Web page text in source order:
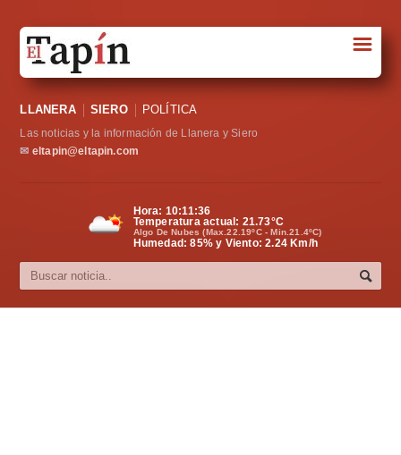
Sociedad
Política
Cultura
☰
LLANERA SIERO POLÍTICA
Las noticias y la información de Llanera y Siero
✉ eltapin@eltapin.com
Hora: 10:11:37
Temperatura actual: 21.73°C
Algo De Nubes (Max.22.19ºC - Min.21.4ºC)
Humedad: 85% y Viento: 2.24 Km/h